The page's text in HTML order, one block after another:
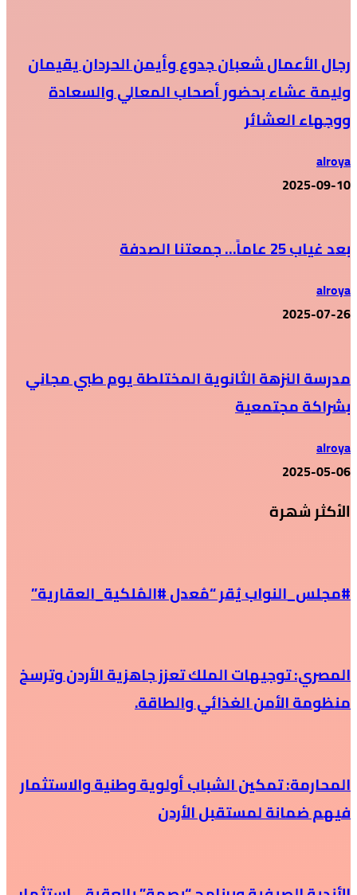
رجال الأعمال شعبان جدوع وأيمن الحردان يقيمان
وليمة عشاء بحضور أصحاب المعالي والسعادة
ووجهاء العشائر
alroya
2025-09-10
بعد غياب 25 عاماً… جمعتنا الصدفة
alroya
2025-07-26
مدرسة النزهة الثانوية المختلطة يوم طبي مجاني
بشراكة مجتمعية
alroya
2025-05-06
الأكثر شهرة
#مجلس_النواب يُقر “مُعدل #المُلكية_العقارية”
المصري: توجيهات الملك تعزز جاهزية الأردن وترسخ
منظومة الأمن الغذائي والطاقة.
المحارمة: تمكين الشباب أولوية وطنية والاستثمار
فيهم ضمانة لمستقبل الأردن